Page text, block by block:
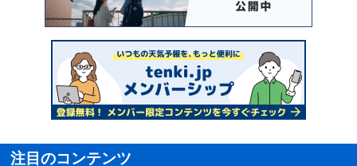
注目のコンテンツ